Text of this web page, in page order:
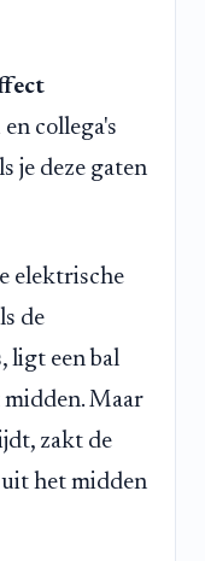
collega's
je deze gaten
elektrische
de
ligt een bal
midden. Maar
zakt de
het midden